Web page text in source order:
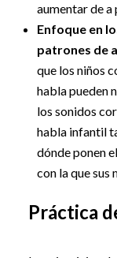
aumentar de a
Enfoque en
patrones de
que los niños
habla pueden
los sonidos
habla infantil
dónde ponen
con la que sus
Práctica